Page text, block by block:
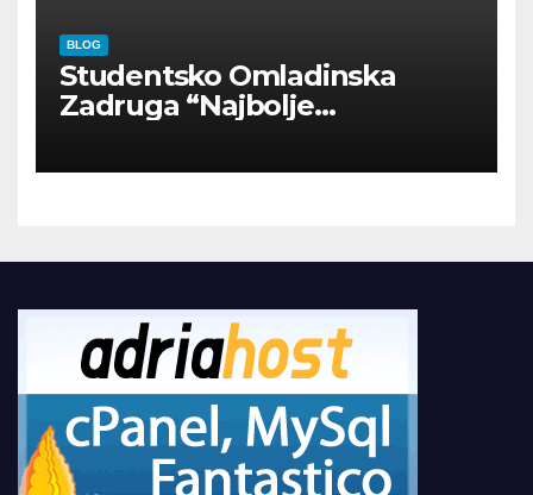
BLOG
Studentsko Omladinska
Zadruga “Najbolje